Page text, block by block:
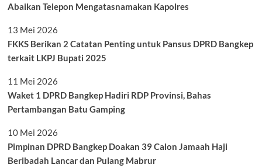
Abaikan Telepon Mengatasnamakan Kapolres
13 Mei 2026
FKKS Berikan 2 Catatan Penting untuk Pansus DPRD Bangkep
terkait LKPJ Bupati 2025
11 Mei 2026
Waket 1 DPRD Bangkep Hadiri RDP Provinsi, Bahas
Pertambangan Batu Gamping
10 Mei 2026
Pimpinan DPRD Bangkep Doakan 39 Calon Jamaah Haji
Beribadah Lancar dan Pulang Mabrur